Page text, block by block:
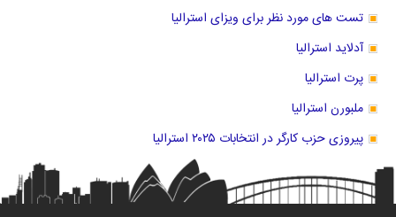
تست های مورد نظر برای ویزای استرالیا
آدلاید استرالیا
پرت استرالیا
ملبورن استرالیا
پیروزی حزب کارگر در انتخابات ۲۰۲۵ استرالیا